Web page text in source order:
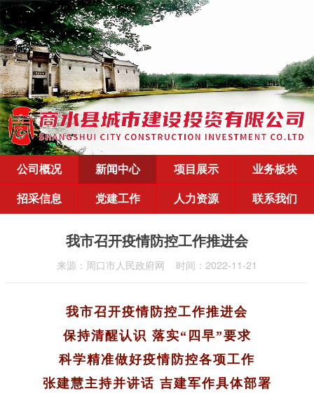
公司概况 新闻中心 项目展示
业务板块
招采信息
党建工作 人力资源 联系我们
我市召开疫情防控工作推进会
来源：周口市人民政府网 时间：2022-11-21
我市召开疫情防控工作推进会
保持清醒认识 落实“四早”要求
科学精准做好疫情防控各项工作
张建慧主持并讲话 吉建军作具体部署